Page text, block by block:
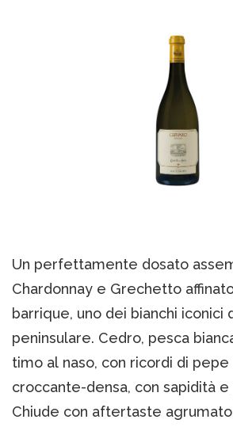
Un perfettamente dosato
Chardonnay e Grechetto
barrique, uno dei bianchi iconici
peninsulare. Cedro, pesca
timo al naso, con ricordi di pepe
croccante-densa, con sapidità
Chiude con aftertaste